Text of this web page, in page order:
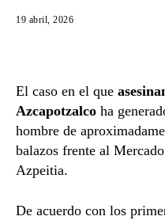
19 abril, 2026
El caso en el que
Azcapotzalco ha
hombre de
balazos frente al
Azpeitia.
De acuerdo con los